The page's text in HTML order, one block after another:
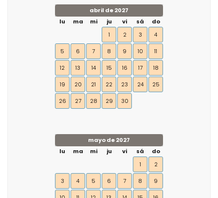
abril de 2027
lu
ma mi ju vi sá
do
1
2 3 4
5 6 7 8 9 10 11
12 13 14 15 16 17 18
19 20 21 22 23 24 25
26 27 28 29 30
mayo de 2027
lu
ma mi ju vi sá
do
1
2
3 4 5 6 7 8 9